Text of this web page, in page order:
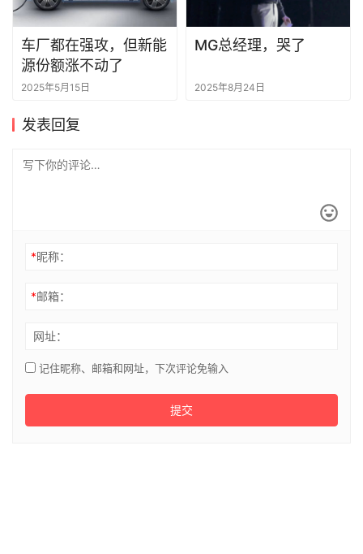
车厂都在强攻，但新能
源份额涨不动了
2025年5月15日
MG总经理，哭了
2025年8月24日
发表回复
*昵称：
*邮箱：
网址：
记住昵称、邮箱和网址，下次评论免输入
提交